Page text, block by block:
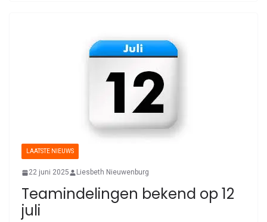
LAATSTE NIEUWS
22 juni 2025 Liesbeth Nieuwenburg
Teamindelingen bekend op 12
juli